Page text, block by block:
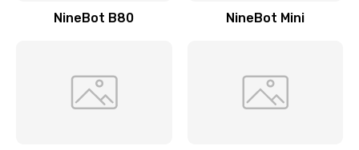
NineBot B80 NineBot Mini